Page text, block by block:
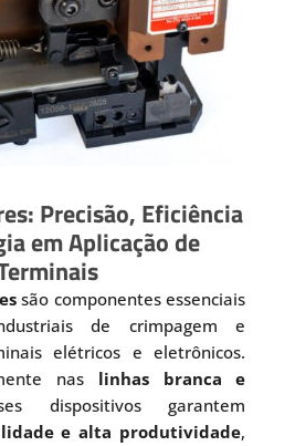
Precisão, Eficiência
em Aplicação de
são componentes essenciais
de crimpagem e
elétricos e eletrônicos.
nas linhas branca e
dispositivos garantem
e alta produtividade,